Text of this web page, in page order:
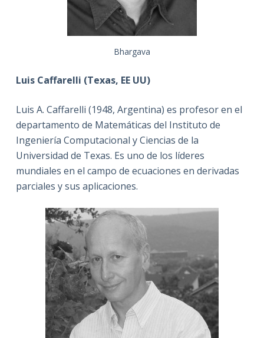
Bhargava
Luis Caffarelli (Texas, EE UU)
Luis A. Caffarelli (1948, Argentina) es profesor en el
departamento de Matemáticas del Instituto de
Ingeniería Computacional y Ciencias de la
Universidad de Texas. Es uno de los líderes
mundiales en el campo de ecuaciones en derivadas
parciales y sus aplicaciones.